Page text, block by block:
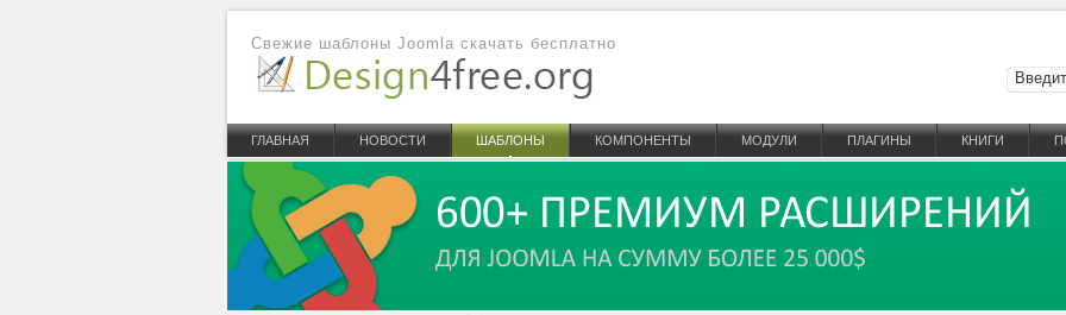
Свежие шаблоны Joomla скачать бесплатно
ГЛАВНАЯ НОВОСТИ ШАБЛОНЫ КОМПОНЕНТЫ МОДУЛИ ПЛАГИНЫ КНИГИ